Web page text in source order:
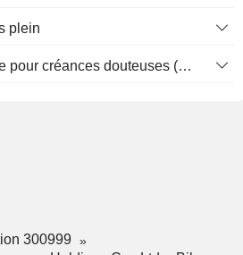
plein
Provision cumulée pour créances douteuses (Supple)
300999